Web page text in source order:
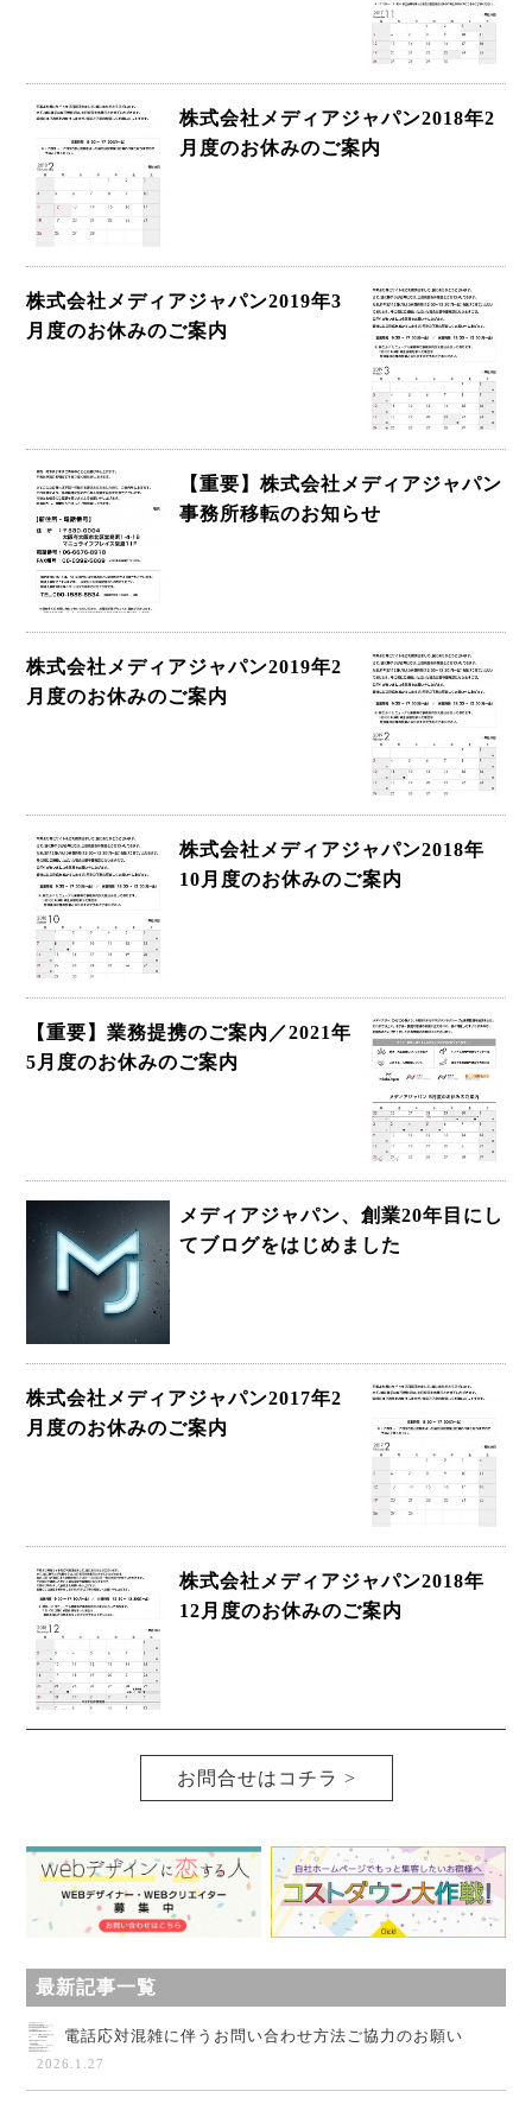
株式会社メディアジャパン2018年2
月度のお休みのご案内
株式会社メディアジャパン2019年3
月度のお休みのご案内
【重要】株式会社メディアジャパン
事務所移転のお知らせ
株式会社メディアジャパン2019年2
月度のお休みのご案内
株式会社メディアジャパン2018年
10月度のお休みのご案内
【重要】業務提携のご案内／2021年
5月度のお休みのご案内
メディアジャパン、創業20年目にし
てブログをはじめました
株式会社メディアジャパン2017年2
月度のお休みのご案内
株式会社メディアジャパン2018年
12月度のお休みのご案内
お問合せはコチラ >
最新記事一覧
電話応対混雑に伴うお問い合わせ方法ご協力のお願い
2026.1.27